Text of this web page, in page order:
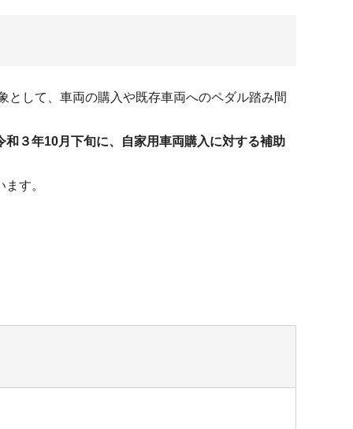
して、車両の購入や既存車両へのペダル踏み間
３年10月下旬に、自家用車両購入に対する補助
す。